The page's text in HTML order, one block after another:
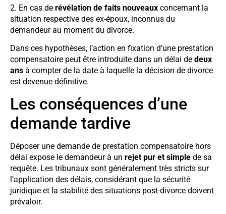
2. En cas de révélation de faits nouveaux concernant la
situation respective des ex-époux, inconnus du
demandeur au moment du divorce.
Dans ces hypothèses, l’action en fixation d’une prestation
compensatoire peut être introduite dans un délai de deux
ans à compter de la date à laquelle la décision de divorce
est devenue définitive.
Les conséquences d’une
demande tardive
Déposer une demande de prestation compensatoire hors
délai expose le demandeur à un rejet pur et simple de sa
requête. Les tribunaux sont généralement très stricts sur
l’application des délais, considérant que la sécurité
juridique et la stabilité des situations post-divorce doivent
prévaloir.